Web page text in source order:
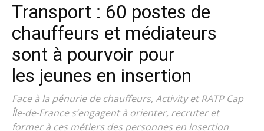
Transport : 60 postes de
chauffeurs et médiateurs
sont à pourvoir pour
les jeunes en insertion
Face à la pénurie de chauffeurs, Activity et RATP Cap
Île-de-France s’engagent à orienter, recruter et
former à ces métiers des personnes en insertion